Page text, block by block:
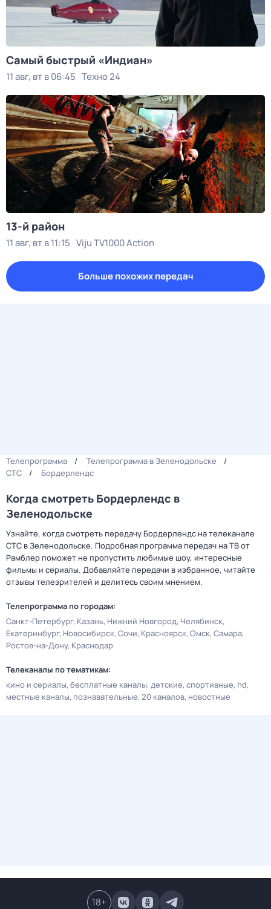
Самый быстрый «Индиан»
11 авг, вт в 06:45 Техно 24
13-й район
11 авг, вт в 11:15 Viju TV1000 Action
Больше похожих передач
Телепрограмма
Телепрограмма в Зеленодольске
СТС
Бордерлендс
Когда смотреть Бордерлендс в
Зеленодольске
Узнайте, когда смотреть передачу Бордерлендс на телеканале
СТС в Зеленодольске. Подробная программа передач на ТВ от
Рамблер поможет не пропустить любимые шоу, интересные
фильмы и сериалы. Добавляйте передачи в избранное, читайте
отзывы телезрителей и делитесь своим мнением.
Телепрограмма по городам:
Санкт-Петербург Казань Нижний Новгород Челябинск
Екатеринбург Новосибирск Сочи Красноярск Омск Самара
Ростов-на-Дону Краснодар
Телеканалы по тематикам:
кино и сериалы бесплатные каналы детские спортивные hd
местные каналы познавательные 20 каналов новостные
18+